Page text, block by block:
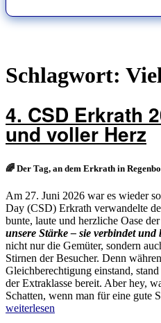
Schlagwort:
4. CSD Erkrath
und voller Herz
🌈 Der Tag, an dem Erkrath in
Am 27. Juni 2026 war es wieder
Day (CSD) Erkrath verwandelte
bunte, laute und herzliche Oase
unsere Stärke – sie verbindet und
nicht nur die Gemüter, sondern
Stirnen der Besucher. Denn
Gleichberechtigung einstand,
der Extraklasse bereit. Aber hey,
Schatten, wenn man für eine gute
„4.
weiterlesen